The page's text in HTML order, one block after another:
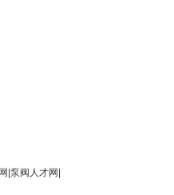
|泵阀人才网|